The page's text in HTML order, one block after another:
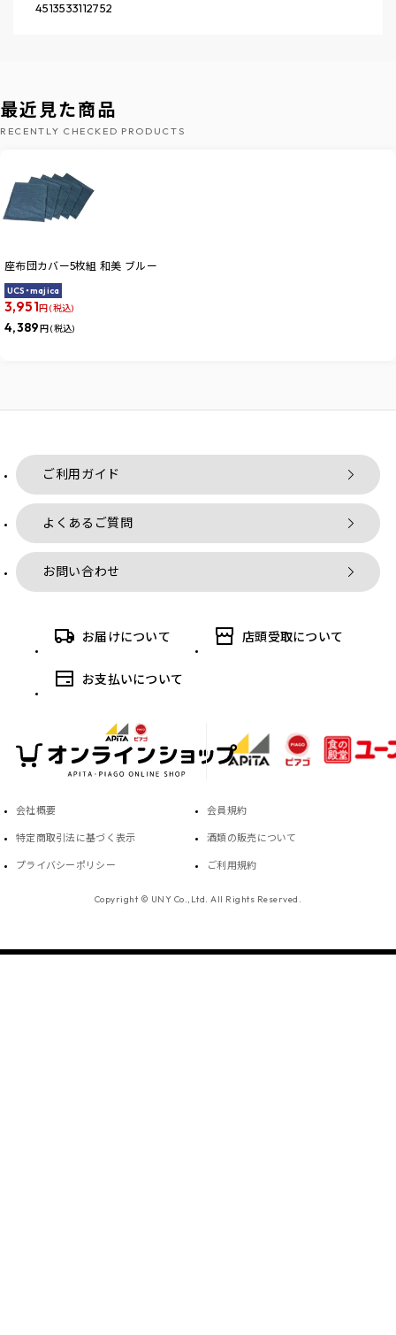
4513533112752
最近見た商品
RECENTLY CHECKED PRODUCTS
座布団カバー5枚組 和美 ブルー
UCS・majica
3,951円 (税込)
4,389 円 (税込)
ご利用ガイド
よくあるご質問
お問い合わせ
お届けについて 店頭受取について
お支払いについて
会社概要 会員規約
特定商取引法に基づく表示 酒類の販売について
プライバシーポリシー ご利用規約
Copyright © UNY Co.,Ltd. All Rights Reserved.